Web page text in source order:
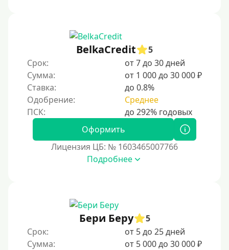
За 15 минут
За час
Срочные
Моментальные онлайн
В день обращения
С 19 лет
С 20 лет
BelkaCredit
5
Срок:
от 7 до 30 дней
Сумма:
от 1 000 до 30 000 ₽
Ставка:
до 0.8%
Одобрение:
Среднее
Оформить
Лицензия ЦБ: № 1603465007766
Подробнее
Бери Беру
5
Срок:
от 5 до 25 дней
Сумма:
от 5 000 до 30 000 ₽